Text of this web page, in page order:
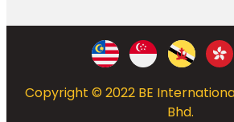
Copyright © 2022 BE
Bhd.